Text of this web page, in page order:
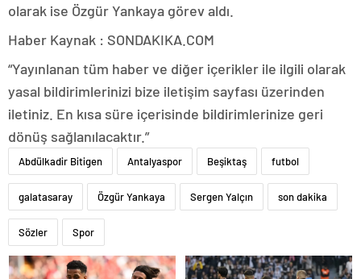
olarak ise Özgür Yankaya görev aldı.
Haber Kaynak : SONDAKIKA.COM
“Yayınlanan tüm haber ve diğer içerikler ile ilgili olarak
yasal bildirimlerinizi bize iletişim sayfası üzerinden
iletiniz. En kısa süre içerisinde bildirimlerinize geri
dönüş sağlanılacaktır.”
Abdülkadir Bitigen Antalyaspor Beşiktaş futbol
galatasaray Özgür Yankaya Sergen Yalçın son dakika
Sözler Spor